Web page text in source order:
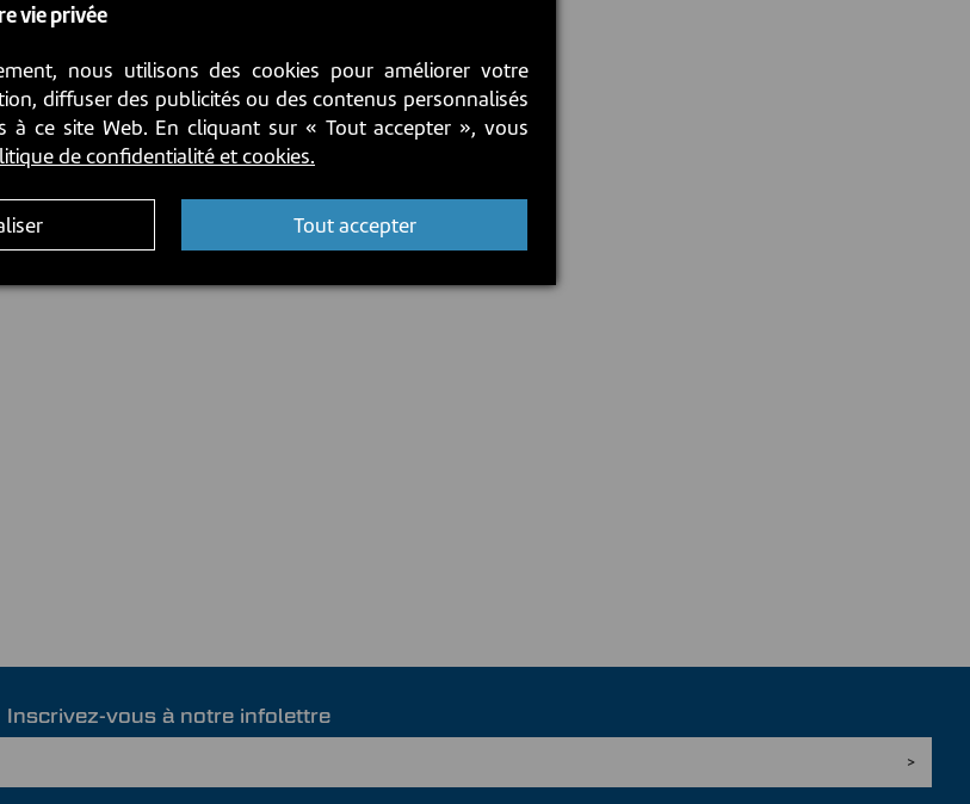
Inscrivez-vous à notre infolettre
vie privée
nous utilisons des cookies pour améliorer votre
diffuser des publicités ou des contenus personnalisés
à ce site Web. En cliquant sur « Tout accepter », vous
de confidentialité et cookies.
Tout accepter